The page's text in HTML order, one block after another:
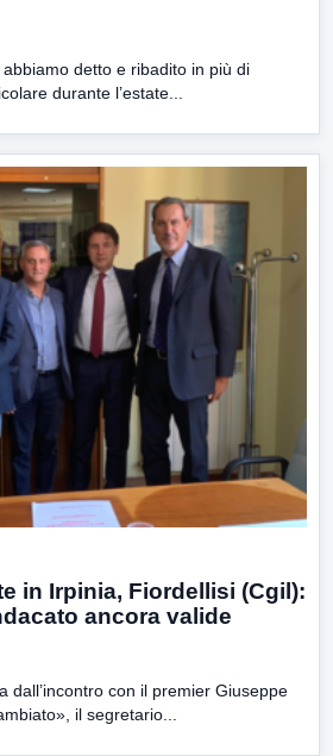
abbiamo detto e ribadito in più di
durante l’estate...
in Irpinia, Fiordellisi (Cgil):
ancora valide
dall’incontro con il premier Giuseppe
il segretario...